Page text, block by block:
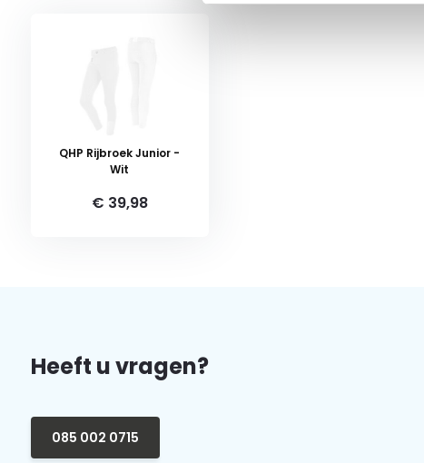
QHP Rijbroek Junior -
Wit
€ 39,98
Heeft u vragen?
085 002 0715